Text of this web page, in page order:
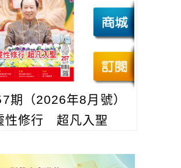
期（2026年8月號）
性修行 超凡入聖